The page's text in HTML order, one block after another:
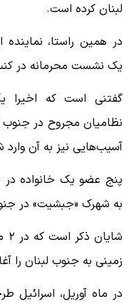
لبنان کرده است.
در همین راستا، نماینده
یک نشست محرمانه در
گفتنی است که اخیرا
نظامیان مجروح در جنوب
آسیب‌هایی نیز به آن وارد
پنج عضو یک خانواده در
به شهرک «جبشیت» در
زمینی به جنوب لبنان را
در ماه آوریل، اسرائیل